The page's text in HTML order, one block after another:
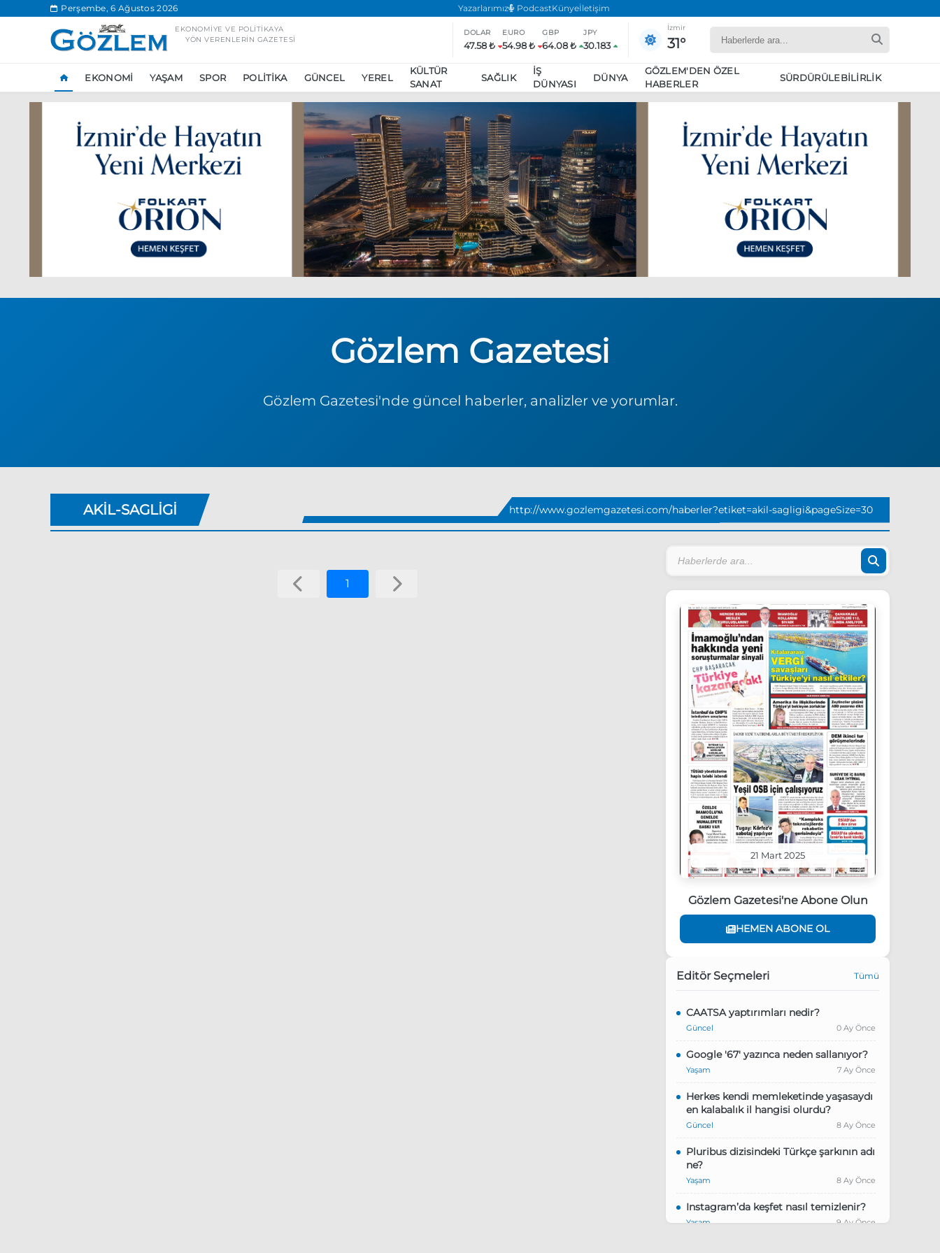
Perşembe, 6 Ağustos 2026 Yazarlarımız PodcastKünyeİletişim
EKONOMIYE VE POLITIKAYA
YÖN VERENLERIN GAZETESI
DOLAR
47.58 ₺
EURO
54.98 ₺
GBP
64.08 ₺
JPY
30.183
İzmir
31°
EKONOMI YAŞAM SPOR POLITIKA GÜNCEL YEREL
KÜLTÜR
SANAT
SAĞLIK
İŞ
DÜNYASI
DÜNYA
GÖZLEM'DEN ÖZEL
HABERLER
SÜRDÜRÜLEBILIRLIK
Ankara’da eylem yasağı uzatıldı
Özgür Özel, Ekrem İmamoğlu’nu ziyaret edecek
Ünlü çift bir etkinliğe daha katılmama kararı aldı
Boykot
Gözlem Gazetesi
Gözlem Gazetesi'nde güncel haberler, analizler ve yorumlar.
AKIL-SAGLIGI http://www.gozlemgazetesi.com/haberler?etiket=akil-sagligi&pageSize=30
1
21 Mart 2025
Gözlem Gazetesi'ne Abone Olun
HEMEN ABONE OL
Editör Seçmeleri Tümü
CAATSA yaptırımları nedir?
Güncel 0 Ay Önce
Google '67' yazınca neden sallanıyor?
Yaşam 7 Ay Önce
Herkes kendi memleketinde yaşasaydı
en kalabalık il hangisi olurdu?
Güncel 8 Ay Önce
Pluribus dizisindeki Türkçe şarkının adı
ne?
Yaşam 8 Ay Önce
Instagram’da keşfet nasıl temizlenir?
Yaşam 9 Ay Önce